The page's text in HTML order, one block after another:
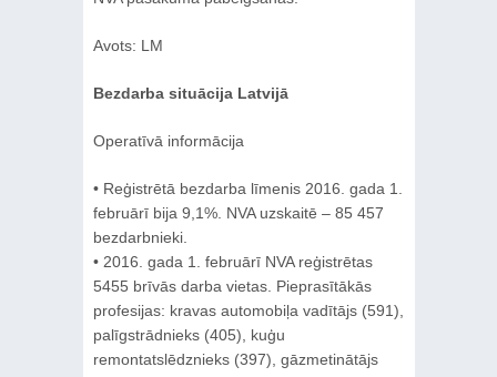
Avots: LM
Bezdarba situācija Latvijā
Operatīvā informācija
• Reģistrētā bezdarba līmenis 2016. gada 1.
februārī bija 9,1%. NVA uzskaitē – 85 457
bezdarbnieki.
• 2016. gada 1. februārī NVA reģistrētas
5455 brīvās darba vietas. Pieprasītākās
profesijas: kravas automobiļa vadītājs (591),
palīgstrādnieks (405), kuģu
remontatslēdznieks (397), gāzmetinātājs